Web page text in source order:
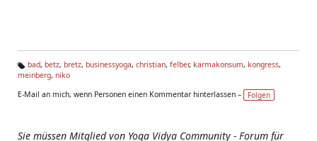
Ta
s:
bad, betz, bretz, businessyoga, christian, felber, karmakonsum, kongress,
meinberg, niko
E-Mail an mich, wenn Personen einen Kommentar hinterlassen –
Folgen
Sie müssen Mitglied von Yoga Vidya Community - Forum für